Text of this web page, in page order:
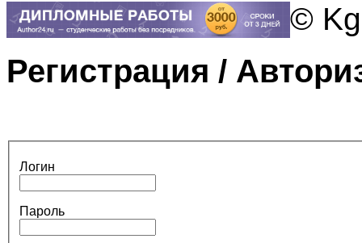
©
Регистрация /
Логин
Пароль